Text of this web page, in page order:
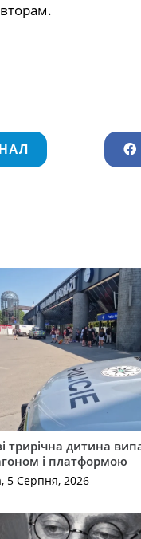
трирічна дитина
і платформою
5 Серпня, 2026